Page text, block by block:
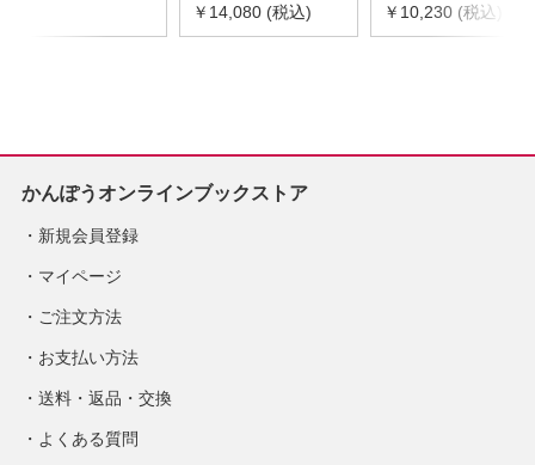
令和8年度版
※2026年8月下旬発
￥14,080 (税込)
器具等基礎価格表
2026年度版
￥10,230 (税込)
かんぽうオンラインブックストア
新規会員登録
マイページ
ご注文方法
お支払い方法
送料・返品・交換
よくある質問